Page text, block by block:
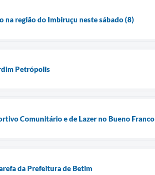
região do Imbiruçu neste sábado (8)
Petrópolis
Comunitário e de Lazer no Bueno Franco
da Prefeitura de Betim